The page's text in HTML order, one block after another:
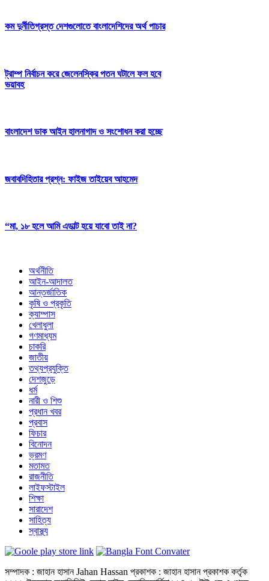
কম দুর্নীতিগ্রস্ত দেশগুলোতে বাংলাদেশিদের অর্থ পাচার
ট্রাম্প নির্বাচন করে জেলেনস্কির পতন ঘটালে ফল হবে
ভয়াবহ
বাংলাদেশ ডাক আইন হালনাগাদ ও সংশোধন করা হচ্ছে
জবাবদিহিতার প্রশ্ন: ফাইজ তাইয়েব আহমেদ
“মা, ১৮ হলে আমি এডাল্ট হয়ে যাবো তাই না?
অর্থনীতি
আইন-আদালত
আন্তর্জাতিক
কৃষি ও প্রকৃতি
ক্যাম্পাস
খেলাধুলা
গণমাধ্যম
চাকরি
জাতীয়
তথ্যপ্রযুক্তি
দেশজুড়ে
ধর্ম
নারী ও শিশু
প্রধান খবর
প্রবাস
ফিচার
বিনোদন
ভ্রমণ
মতামত
রাজনীতি
লাইফস্টাইল
শিক্ষা
সারাদেশ
সাহিত্য
স্বাস্থ্য
সম্পাদক : জাহান হাসান Jahan Hassan প্রকাশক : জাহান হাসান প্রকাশক কর্তৃক